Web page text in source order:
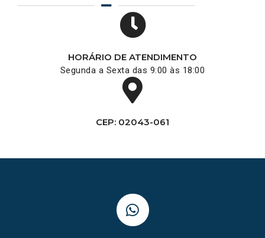
HORÁRIO DE ATENDIMENTO
Segunda a Sexta das 9:00 às 18:00
CEP: 02043-061